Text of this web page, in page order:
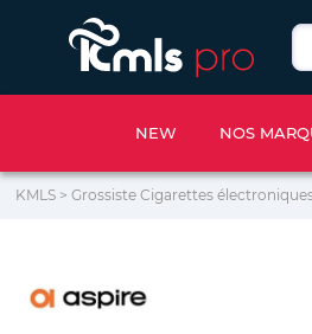
NEW NOS
KMLS > Grossiste Cigarettes